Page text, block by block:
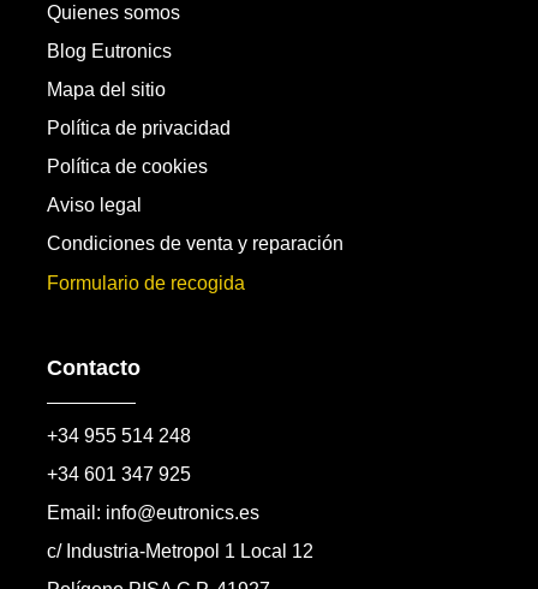
Quienes somos
Blog Eutronics
Mapa del sitio
Política de privacidad
Política de cookies
Aviso legal
Condiciones de venta y reparación
Formulario de recogida
Contacto
+34 955 514 248
+34 601 347 925
Email: info@eutronics.es
c/ Industria-Metropol 1 Local 12